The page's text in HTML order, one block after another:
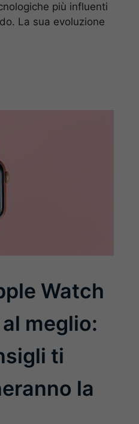
più influenti
La sua evoluzione
Watch
meglio:
ti
la